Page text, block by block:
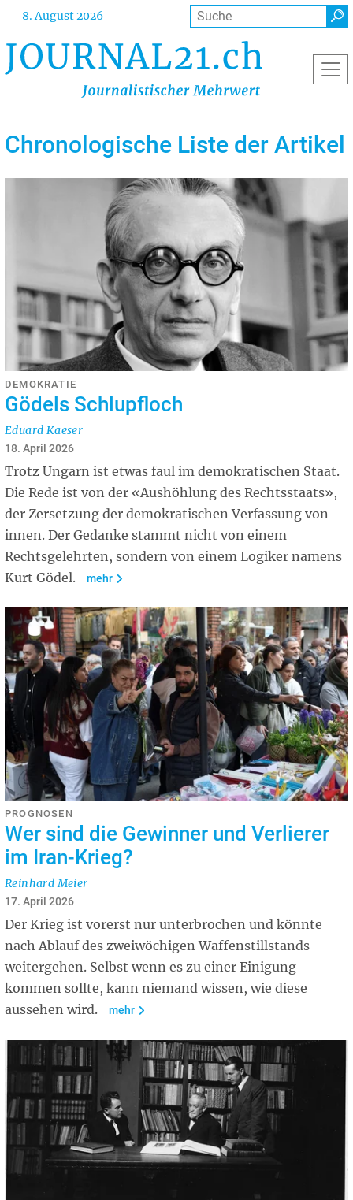
Direkt
Inhalt
8. August 2026 Suche
Chronologische Liste der Artikel
DEMOKRATIE
Gödels Schlupfloch
Eduard Kaeser
18. April 2026
Trotz Ungarn ist etwas faul im demokratischen Staat.
Die Rede ist von der «Aushöhlung des Rechtsstaats»,
der Zersetzung der demokratischen Verfassung von
innen. Der Gedanke stammt nicht von einem
Rechtsgelehrten, sondern von einem Logiker namens
Kurt Gödel.
mehr
PROGNOSEN
Wer sind die Gewinner und Verlierer
im Iran-Krieg?
Reinhard Meier
17. April 2026
Der Krieg ist vorerst nur unterbrochen und könnte
nach Ablauf des zweiwöchigen Waffenstillstands
weitergehen. Selbst wenn es zu einer Einigung
kommen sollte, kann niemand wissen, wie diese
aussehen wird.
mehr